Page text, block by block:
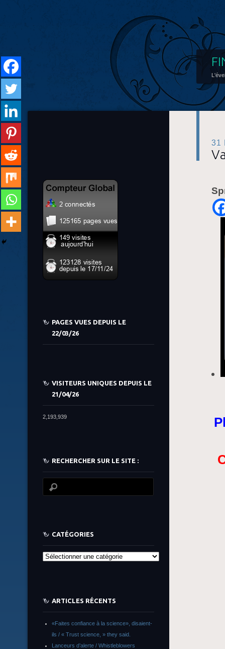
31
PAGES VUES DEPUIS LE
22/03/26
VISITEURS UNIQUES DEPUIS LE
21/04/26
2,193,939
RECHERCHER SUR LE SITE :
CATÉGORIES
Catégories
ARTICLES RÉCENTS
«Faites confiance à la science», disaient-
ils / « Trust science, » they said.
Lanceurs d’alerte / Whistleblowers